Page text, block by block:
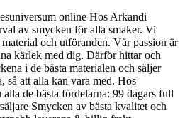
online Hos Arkandi
av smycken för alla smaker. Vi
och utföranden. Vår passion är
kärlek med dig. Därför hittar och
i de bästa materialen och säljer
så att alla kan vara med. Hos
de bästa fördelarna: 99 dagars full
Smycken av bästa kvalitet och